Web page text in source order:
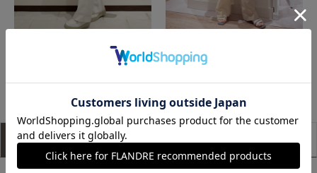
アイテム説明